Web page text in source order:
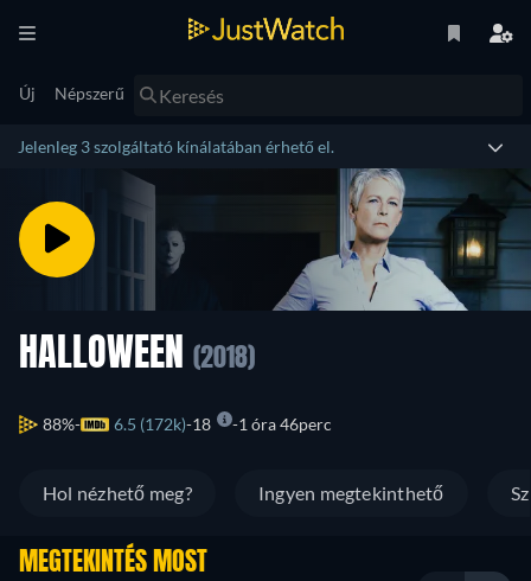
Új Népszerű
Jelenleg 3 szolgáltató kínálatában érhető el.
HALLOWEEN (2018)
88% 6.5 (172k) 18 1 óra 46perc
Hol nézhető meg? Ingyen megtekinthető
MEGTEKINTÉS MOST